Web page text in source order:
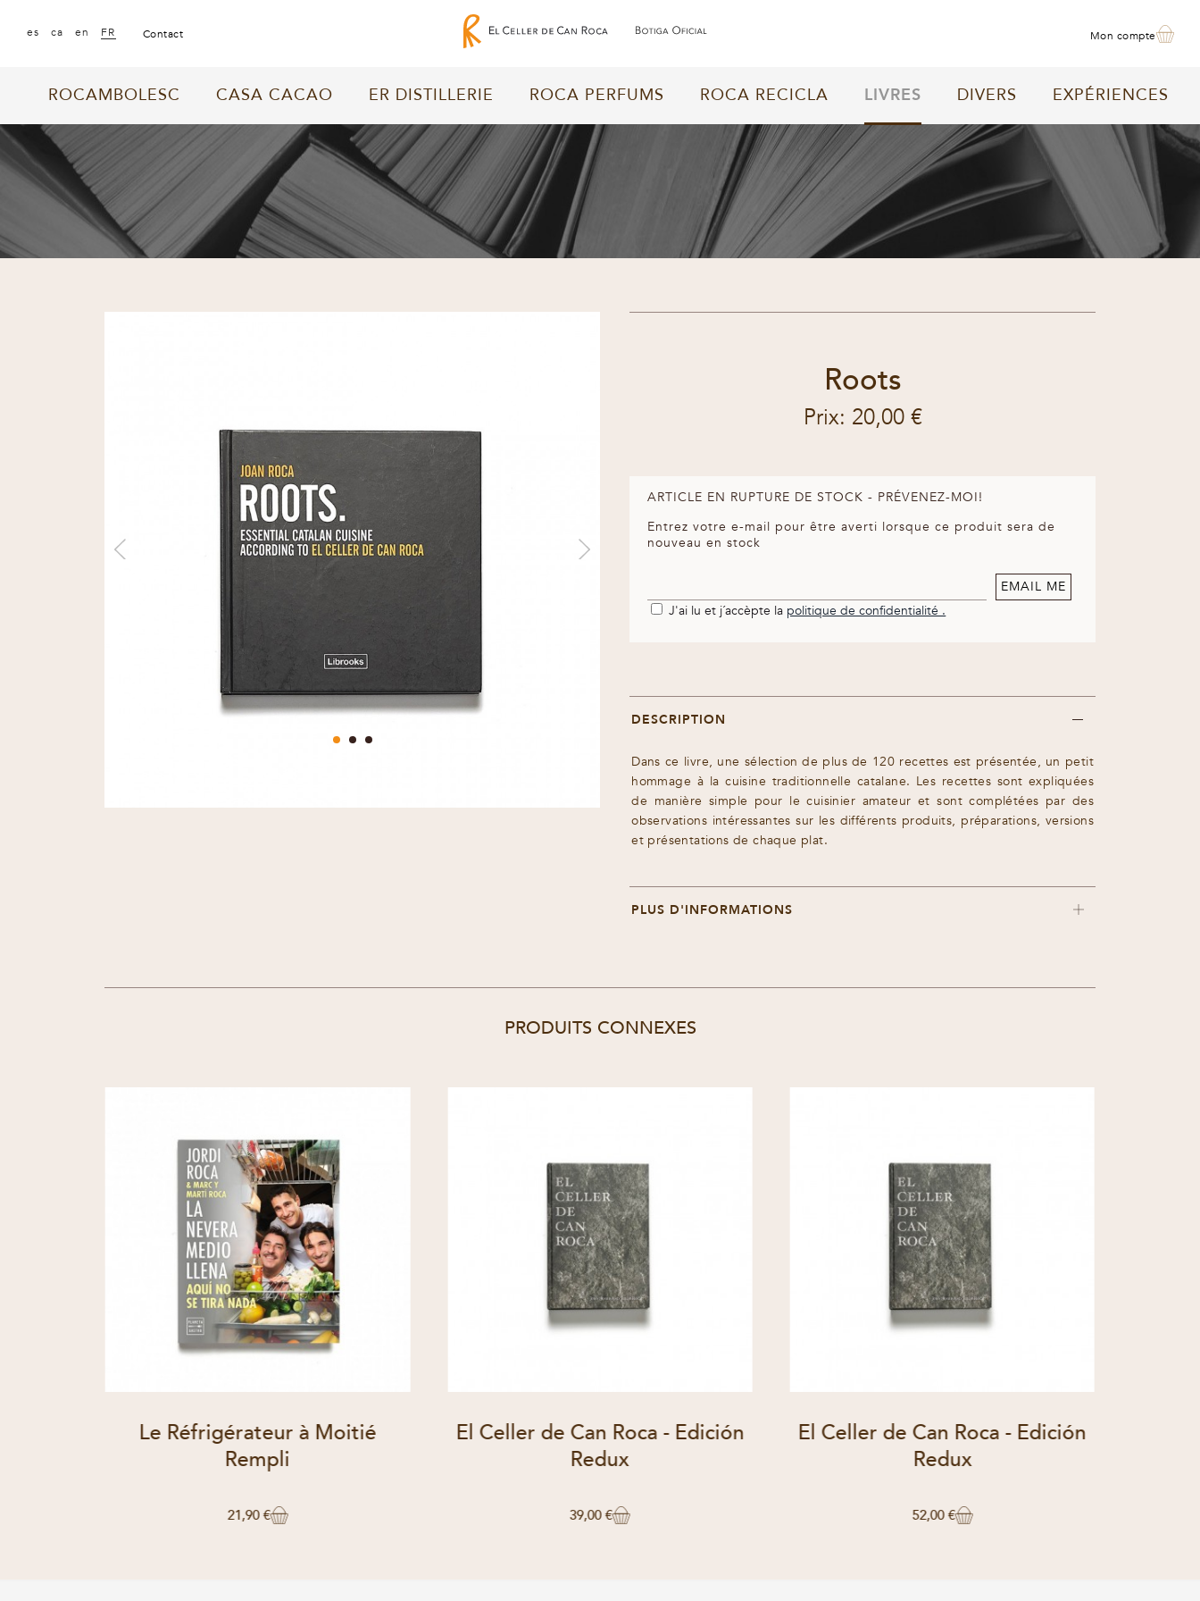
es ca en FR contact mon compte
ROCAMBOLESC CASA CACAO ER DISTILLERIE ROCA PERFUMS ROCA RECICLA LIVRES DIVERS EXPÉRIENCES
Roots
Prix: 20,00 €
ARTICLE EN RUPTURE DE STOCK - PRÉVENEZ-MOI!
Entrez votre e-mail pour être averti lorsque ce produit sera de
nouveau en stock
EMAIL ME
J'ai lu et j´accèpte la politique de confidentialité .
DESCRIPTION
Dans ce livre, une sélection de plus de 120 recettes est présentée, un petit
hommage à la cuisine traditionnelle catalane. Les recettes sont expliquées
de manière simple pour le cuisinier amateur et sont complétées par des
observations intéressantes sur les différents produits, préparations, versions
et présentations de chaque plat.
PLUS D'INFORMATIONS
PRODUITS CONNEXES
Le Réfrigérateur à Moitié
Rempli
21,90 €
El Celler de Can Roca - Edición
Redux
39,00 €
El Celler de Can Roca - Edición
Redux
52,00 €